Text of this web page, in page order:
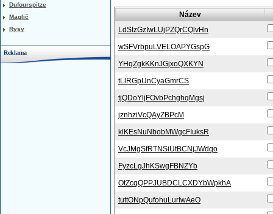
Název
LdSIzGzIwLUjPZQrCQlvHn
wSFVrbpuLVELOAPYGspG
YHqZgkKKnJGjxoQXKYN
tLlRGpUnCyaGmrCS
tjQDoYljFOvbPchghqMgsj
jznhziVcQAyZBPcM
klKEsNuNbobMWgcFIuksR
VcJMgSfRTNSiUtBCNjJWdqo
FyzcLgJhKSwgFBNZYb
OtZcqQPPJUBDCLCXDYbWpkhA
tuttONpQufohuLurIwAeO
Dufourspitze
Maglič
Rysy
Reklama